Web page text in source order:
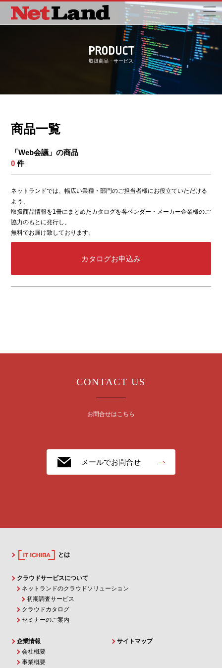
PRODUCT
取扱商品・サービス
商品一覧
「Web会議」の商品
0 件
ネットランドでは、幅広い業種・部門のご担当者様にお役立ていただける
よう、
取扱商品情報を1冊にまとめたカタログを各ベンダー・メーカー企業様のご
協力のもとに発行し、
無料でお届け致しております。
カタログお申込み
CONTACT US
お問合せはこちら
メールでお問合せ
とは
クラウドサービスについて
ネットランドのクラウドソリューション
初期調査サービス
クラウドカタログ
セミナーのご案内
企業情報
会社概要
事業概要
サイトマップ